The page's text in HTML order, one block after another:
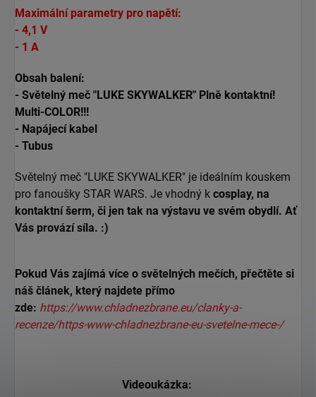
Maximální parametry pro napětí:
- 4,1 V
- 1 A
Obsah balení:
- Světelný meč "LUKE SKYWALKER" Plně kontaktní!
Multi-COLOR!!!
- Napájecí kabel
- Tubus
Světelný meč "LUKE SKYWALKER" je ideálním kouskem
pro fanoušky STAR WARS. Je vhodný k cosplay, na
kontaktníšerm, či jen tak na výstavu ve svém obydlí. Ať
Vás provází síla. :)
Pokud Vás zajímá více o světelných mečích, přečtěte si
náš článek, který najdete přímo
zde: https://www.chladnezbrane.eu/clanky-a-
recenze/https-www-chladnezbrane-eu-svetelne-mece-/
Videoukázka: